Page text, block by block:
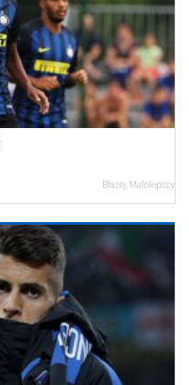
Błażej Małolepszy